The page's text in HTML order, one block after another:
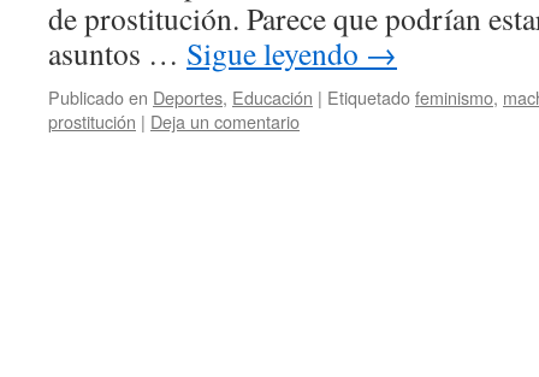
de prostitución. Parece que podrían
asuntos … Sigue leyendo →
Publicado en Deportes, Educación | Etiquetadofeminismo,
prostitución | Deja un comentario